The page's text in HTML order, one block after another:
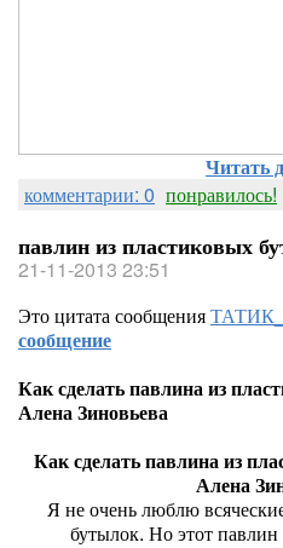
Читать
комментарии: 0 понравилось!
павлин из пластиковых
21-11-2013 23:51
Это цитата сообщения
сообщение
Как сделать павлина из
Алена Зиновьева
Как сделать павлина из
Алена
Я не очень люблю
бутылок. Но этот